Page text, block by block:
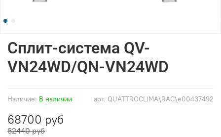
арт. QUATTROCLIMA\RAC\e00437492
Наличие: В наличии
Сплит-система QV-
VN24WD/QN-VN24WD
68700 руб
82440 руб